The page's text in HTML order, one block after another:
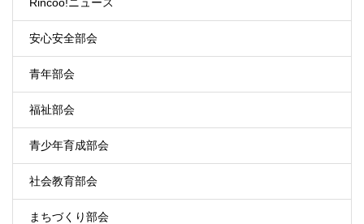
安心安全部会
青年部会
福祉部会
青少年育成部会
社会教育部会
まちづくり部会